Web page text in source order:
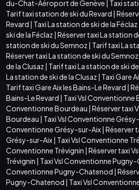
du-Chat-Aéroport de Genève | Taxi
Tarif taxi station de ski du Revard |
Revard | Taxi La station de ski de la Féclaz
ski de la Féclaz | Réserver taxi La station
station de ski du Semnoz | Tarif taxi La
Réserver taxi La station de ski du Semnoz
de la Clusaz | Tarif taxi La station de ski
La station de ski de la Clusaz | Taxi Gare
Tarif taxi Gare Aix les Bains-Le Revard |
Bains-Le Revard | Taxi Vsl Conventionne
Conventionne Bourdeau | Réserver taxi
Bourdeau | Taxi Vsl Conventionne
Conventionne Grésy-sur-Aix| Réserver
Grésy-sur-Aix| Taxi Vsl Conventionne
Conventionne Trévignin | Réserver taxi
Trévignin | Taxi Vsl Conventionne
Conventionne Pugny-Chatenod |
Pugny-Chatenod | Taxi Vsl